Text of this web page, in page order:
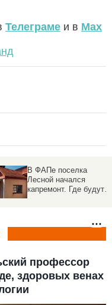
Телеграме и в Max
В ФАПе поселка
Лесной начался
капремонт. Где будут
профессор
здоровых венах